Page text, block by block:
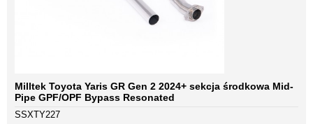
Milltek Toyota Yaris GR Gen 2 2024+ sekcja środkowa Mid-
Pipe GPF/OPF Bypass Resonated
SSXTY227